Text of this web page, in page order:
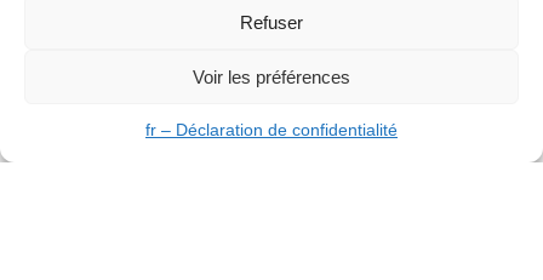
Refuser
Voir les préférences
fr – Déclaration de confidentialité
(1)
Non classifié(e) (10)